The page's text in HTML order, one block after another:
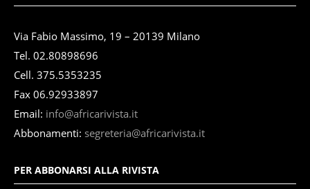
Via Fabio Massimo, 19 – 20139 Milano
Tel. 02.80898696
Cell. 375.5353235
Fax 06.92933897
Email: info@africarivista.it
Abbonamenti: segreteria@africarivista.it
PER ABBONARSI ALLA RIVISTA